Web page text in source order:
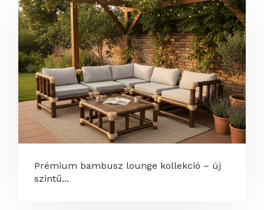
Prémium bambusz lounge kollekció – új
szintű...